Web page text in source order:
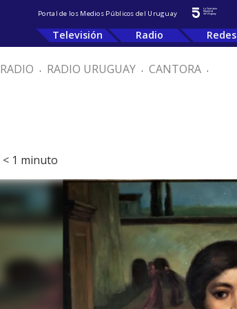
Portal de los Medios Públicos del Uruguay
Televisión Radio Redes
RADIO . RADIO URUGUAY . CANTORA .
< 1 minuto